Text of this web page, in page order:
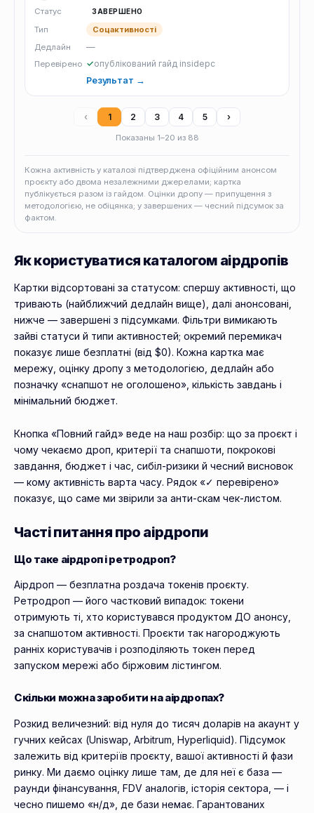
Статус ЗАВЕРШЕНО
Тип
Соцактивності
Дедлайн
—
Перевірено ✓опублікований гайд insidepc
Результат →
‹ 1 2 3 4 5 ›
Показаны 1–20 из 88
Кожна активність у каталозі підтверджена офіційним анонсом
проєкту або двома незалежними джерелами; картка
публікується разом із гайдом. Оцінки дропу — припущення з
методологією, не обіцянка; у завершених — чесний підсумок за
фактом.
Як користуватися каталогом аірдропів
Картки відсортовані за статусом: спершу активності, що
тривають (найближчий дедлайн вище), далі анонсовані,
нижче — завершені з підсумками. Фільтри вимикають
зайві статуси й типи активностей; окремий перемикач
показує лише безплатні (від $0). Кожна картка має
мережу, оцінку дропу з методологією, дедлайн або
позначку «снапшот не оголошено», кількість завдань і
мінімальний бюджет.
Кнопка «Повний гайд» веде на наш розбір: що за проєкт і
чому чекаємо дроп, критерії та снапшоти, покрокові
завдання, бюджет і час, сибіл-ризики й чесний висновок
— кому активність варта часу. Рядок «✓ перевірено»
показує, що саме ми звірили за анти-скам чек-листом.
Часті питання про аірдропи
Що таке аірдроп і ретродроп?
Аірдроп — безплатна роздача токенів проєкту.
Ретродроп — його частковий випадок: токени
отримують ті, хто користувався продуктом ДО анонсу,
за снапшотом активності. Проєкти так нагороджують
ранніх користувачів і розподіляють токен перед
запуском мережі або біржовим лістингом.
Скільки можна заробити на аірдропах?
Розкид величезний: від нуля до тисяч доларів на акаунт у
гучних кейсах (Uniswap, Arbitrum, Hyperliquid). Підсумок
залежить від критеріїв проєкту, вашої активності й фази
ринку. Ми даємо оцінку лише там, де для неї є база —
раунди фінансування, FDV аналогів, історія сектора, — і
чесно пишемо «н/д», де бази немає. Гарантованих